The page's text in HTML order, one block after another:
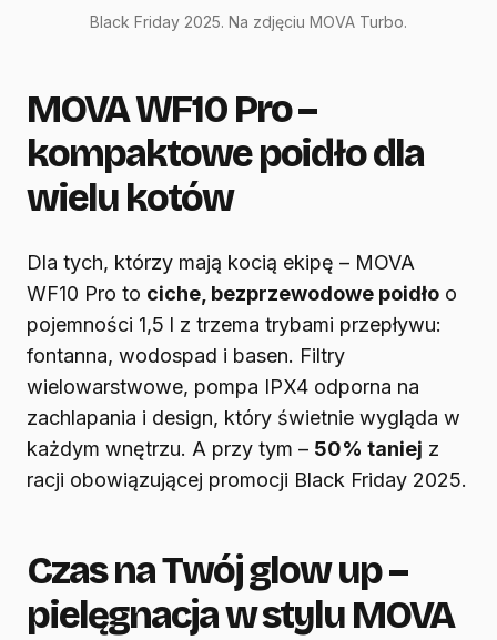
Black Friday 2025. Na zdjęciu MOVA Turbo.
MOVA WF10 Pro –
kompaktowe poidło dla
wielu kotów
Dla tych, którzy mają kocią ekipę – MOVA
WF10 Pro to ciche, bezprzewodowe poidło o
pojemności 1,5 l z trzema trybami przepływu:
fontanna, wodospad i basen. Filtry
wielowarstwowe, pompa IPX4 odporna na
zachlapania i design, który świetnie wygląda w
każdym wnętrzu. A przy tym – 50% taniej z
racji obowiązującej promocji Black Friday 2025.
Czas na Twój glow up –
pielęgnacja w stylu MOVA